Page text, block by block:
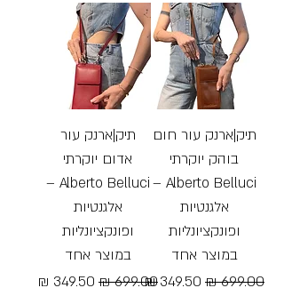
תיק|ארנק עור חום
בוהק יוקרתי
Alberto Belluci –
אלגנטיות
ופונקציונליות
במוצר אחד
מחיר רגיל מחיר מבצע
תיק|ארנק עור
אדום יוקרתי
Alberto Belluci –
אלגנטיות
ופונקציונליות
במוצר אחד
מחיר רגיל מחיר מבצע